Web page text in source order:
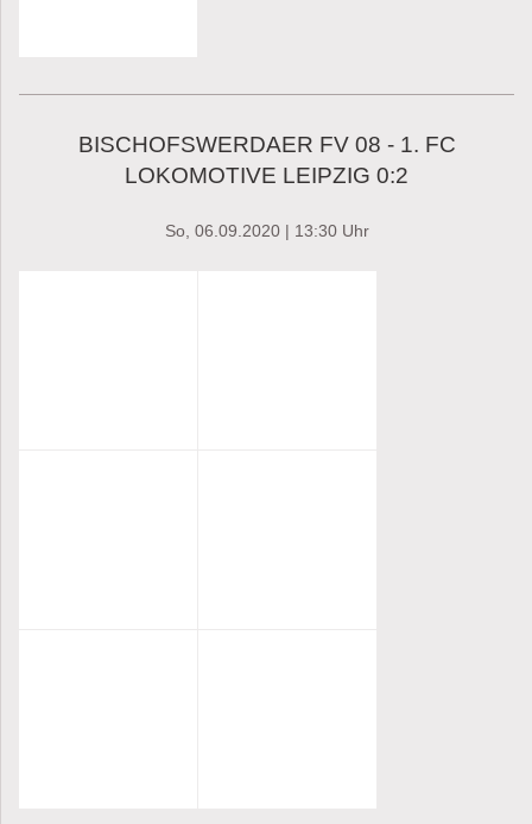
BISCHOFSWERDAER FV 08 - 1. FC
LOKOMOTIVE LEIPZIG 0:2
So, 06.09.2020 | 13:30 Uhr